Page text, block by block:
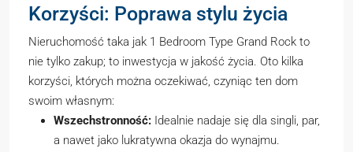
Korzyści: Poprawa stylu życia
Nieruchomość taka jak 1 Bedroom Type Grand Rock to
nie tylko zakup; to inwestycja w jakość życia. Oto kilka
korzyści, których można oczekiwać, czyniąc ten dom
swoim własnym:
Wszechstronność: Idealnie nadaje się dla singli, par,
a nawet jako lukratywna okazja do wynajmu.